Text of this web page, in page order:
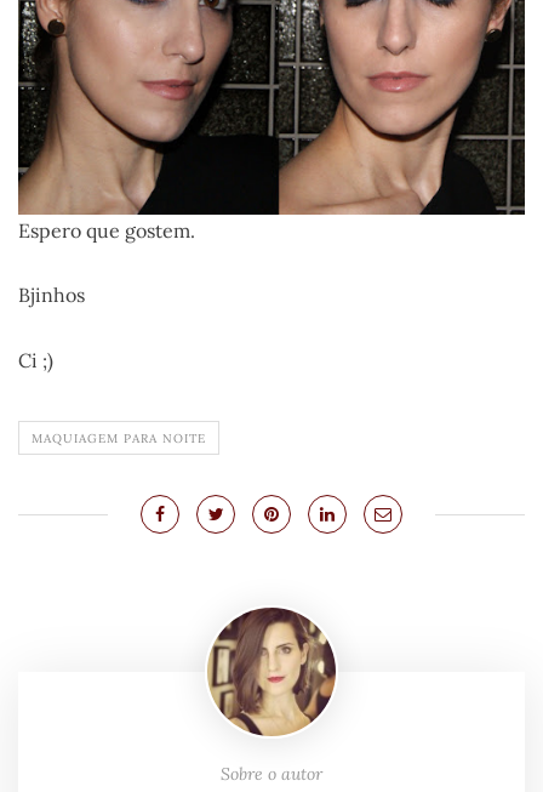
Espero que gostem.
Bjinhos
Ci ;)
MAQUIAGEM PARA NOITE
Sobre o autor